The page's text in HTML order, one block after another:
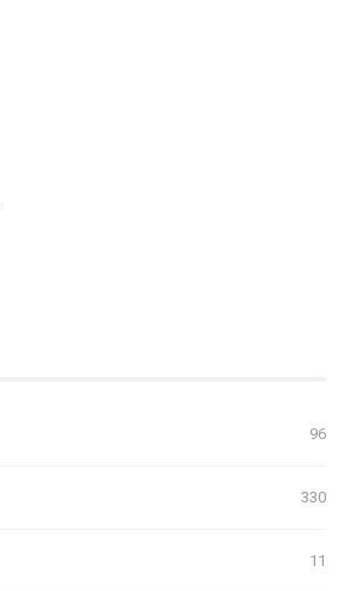
96
330
11